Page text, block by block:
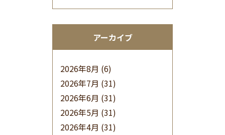
アーカイブ
2026年8月 (6)
2026年7月 (31)
2026年6月 (31)
2026年5月 (31)
2026年4月 (31)